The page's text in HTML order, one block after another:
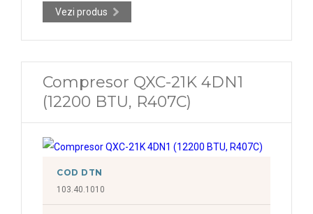
Vezi produs
Compresor QXC-21K 4DN1
(12200 BTU, R407C)
COD DTN
103.40.1010